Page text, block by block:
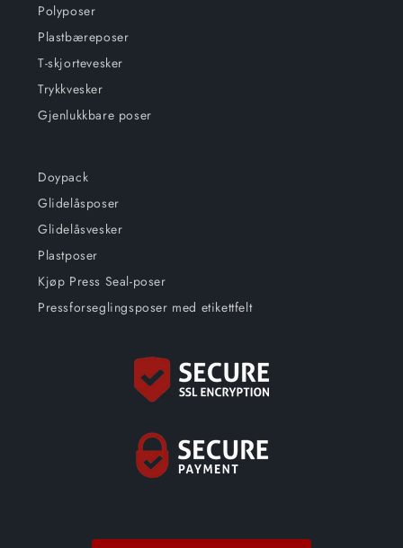
Polyposer
Plastbæreposer
T-skjortevesker
Trykkvesker
Gjenlukkbare poser
Doypack
Glidelåsposer
Glidelåsvesker
Plastposer
Kjøp Press Seal-poser
Pressforseglingsposer med etikettfelt